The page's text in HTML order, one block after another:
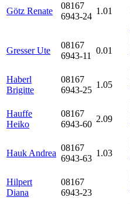
Götz Renate
08167
6943-24
1.01
Gresser Ute
08167
6943-11
0.01
Haberl
Brigitte
08167
6943-25
1.05
Hauffe
Heiko
08167
6943-60
2.09
Hauk Andrea
08167
6943-63
1.03
Hilpert
Diana
08167
6943-23